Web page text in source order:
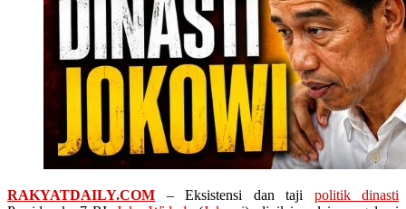
RAKYATDAILY.COM – Eksistensi dan taji politik dinasti